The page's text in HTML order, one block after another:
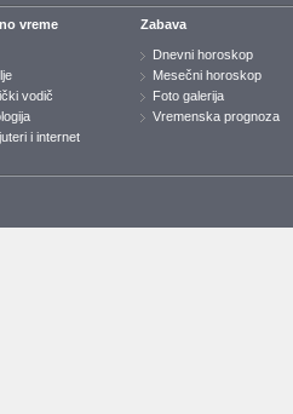
vreme
vodič
i internet
Zabava
Dnevni horoskop
Mesečni horoskop
Foto galerija
Vremenska prognoza